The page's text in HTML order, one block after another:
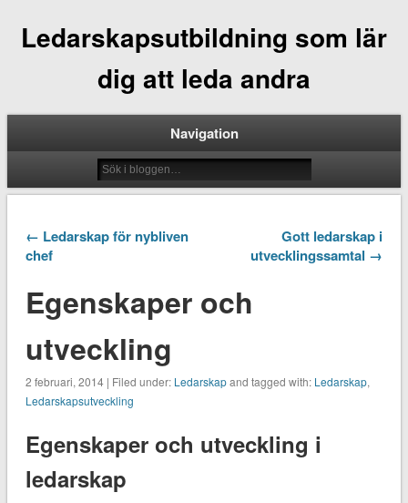
Ledarskapsutbildning som lär
dig att leda andra
Navigation
← Ledarskap för nybliven
chef
Gott ledarskap i
utvecklingssamtal →
Egenskaper och
utveckling
2 februari, 2014 | Filed under: Ledarskapand tagged with: Ledarskap,
Ledarskapsutveckling
Egenskaper och utveckling i
ledarskap